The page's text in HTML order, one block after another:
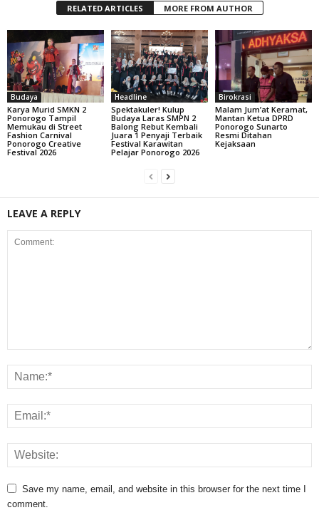
RELATED ARTICLES MORE FROM AUTHOR
Budaya
Karya Murid SMKN 2
Ponorogo Tampil
Memukau di Street
Fashion Carnival
Ponorogo Creative
Festival 2026
Headline
Spektakuler! Kulup
Budaya Laras SMPN 2
Balong Rebut Kembali
Juara 1 Penyaji Terbaik
Festival Karawitan
Pelajar Ponorogo 2026
Birokrasi
Malam Jum’at Keramat,
Mantan Ketua DPRD
Ponorogo Sunarto
Resmi Ditahan
Kejaksaan
LEAVE A REPLY
Save my name, email, and website in this browser for the next time I
comment.